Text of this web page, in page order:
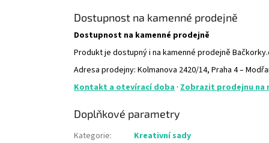
Dostupnost na kamenné prodejně
Dostupnost na kamenné prodejně
Produkt je dostupný i na kamenné prodejně
Adresa prodejny: Kolmanova 2420/14, Praha 4 –
Kontakt a otevírací doba · Zobrazit prodejnu na
Doplňkové parametry
Kategorie:
Kreativní sady